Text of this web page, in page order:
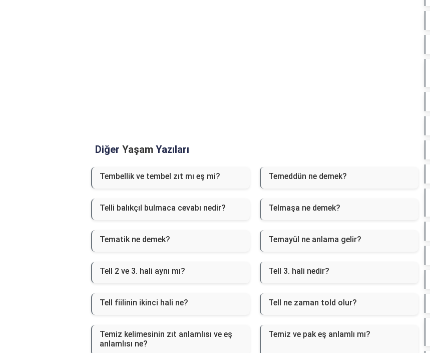
Diğer Yaşam Yazıları
Tembellik ve tembel zıt mı eş mi? Temeddün ne demek?
Telli balıkçıl bulmaca cevabı nedir? Telmaşa ne demek?
Tematik ne demek? Temayül ne anlama gelir?
Tell 2 ve 3. hali aynı mı? Tell 3. hali nedir?
Tell fiilinin ikinci hali ne? Tell ne zaman told olur?
Temiz kelimesinin zıt anlamlısı ve eş
anlamlısı ne?
Temiz ve pak eş anlamlı mı?